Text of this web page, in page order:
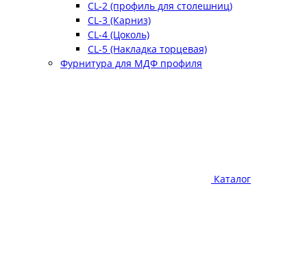
CL-2 (профиль для столешниц)
CL-3 (Карниз)
CL-4 (Цоколь)
CL-5 (Накладка торцевая)
Фурнитура для МДФ профиля
Каталог